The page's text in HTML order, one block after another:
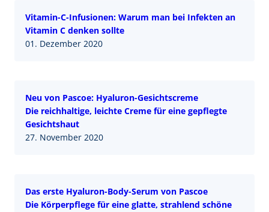
Vitamin-C-Infusionen: Warum man bei Infekten an
Vitamin C denken sollte
01. Dezember 2020
Neu von Pascoe: Hyaluron-Gesichtscreme
Die reichhaltige, leichte Creme für eine gepflegte
Gesichtshaut
27. November 2020
Das erste Hyaluron-Body-Serum von Pascoe
Die Körperpflege für eine glatte, strahlend schöne